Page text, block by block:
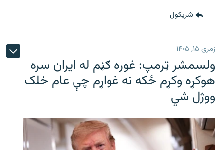
شريکول
زمری ۱۵, ۱۴۰۵
ولسمشر ټرمپ: غوره ګڼم له ایران سره
هوکړه وکړم ځکه نه غواړم چې عام خلک
ووژل شي